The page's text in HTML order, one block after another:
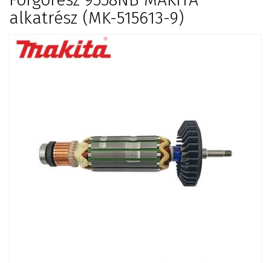
alkatrész (MK-515613-9)